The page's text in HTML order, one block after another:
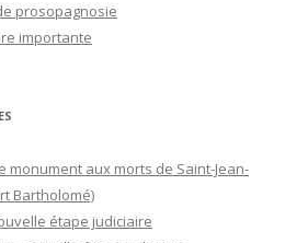
prosopagnosie
importante
monument aux morts de Saint-Jean-
Bartholomé)
étape judiciaire